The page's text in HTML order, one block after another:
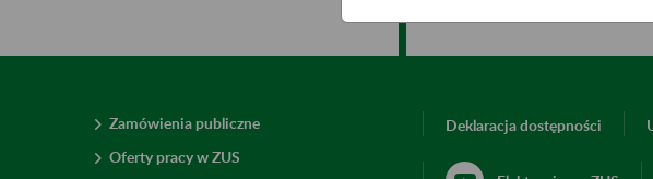
Zamówienia publiczne
Oferty pracy w ZUS
Deklaracja dostępności